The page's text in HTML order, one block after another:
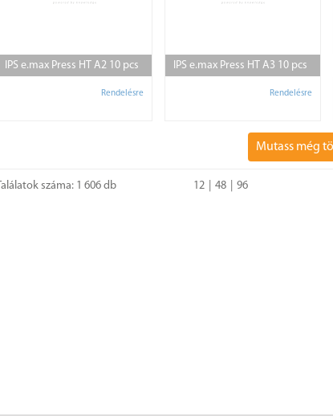
IPS e.max Press HT A2 10 pcs
Rendelésre
IPS e.max Press HT A3 10 pcs
Rendelésre
Mutass még
Találatok száma: 1 606 db 12 48 96